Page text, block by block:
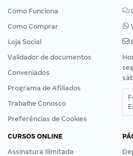
Como Funciona
Como Comprar
Loja Social
Validador de documentos
Conveniados
Programa de Afiliados
Trabalhe Conosco
Preferências de Cookies
CURSOS ONLINE
Assinatura Ilimitada